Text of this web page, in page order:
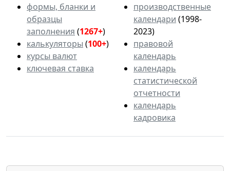
формы, бланки и
образцы
заполнения (1267+)
калькуляторы (100+)
курсы валют
ключевая ставка
производственные
календари (1998-
2023)
правовой
календарь
календарь
статистической
отчетности
календарь
кадровика